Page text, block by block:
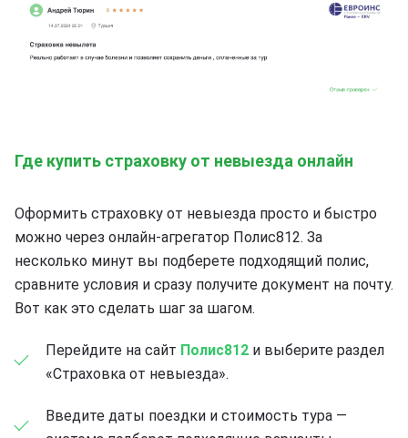
Где купить страховку от невыезда онлайн
Оформить страховку от невыезда просто и быстро
можно через онлайн-агрегатор Полис812. За
несколько минут вы подберете подходящий полис,
сравните условия и сразу получите документ на почту.
Вот как это сделать шаг за шагом.
Перейдите на сайт Полис812 и выберите раздел
«Страховка от невыезда».
Введите даты поездки и стоимость тура —